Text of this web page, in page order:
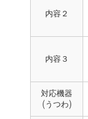
内容２
内容３
対応機器
(うつわ)